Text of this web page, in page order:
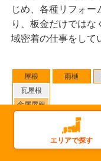
屋根
瓦屋根
金属屋根
雨樋
：岐阜県 周辺
2件
じめ、各種リフォー
り、板金だけではな
域密着の仕事をして
エリアで探す